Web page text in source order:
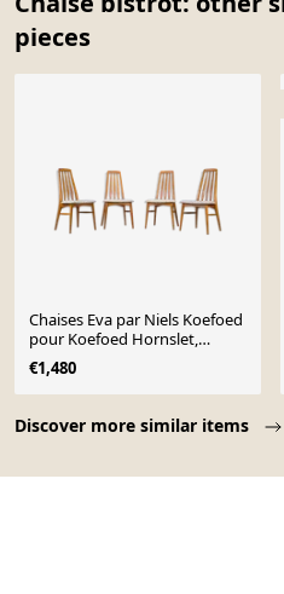
pieces
Discover more similar items
Chaises Eva par Niels Koefoed
pour Koefoed Hornslet,
années 1960
€1,480